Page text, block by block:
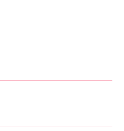
trước